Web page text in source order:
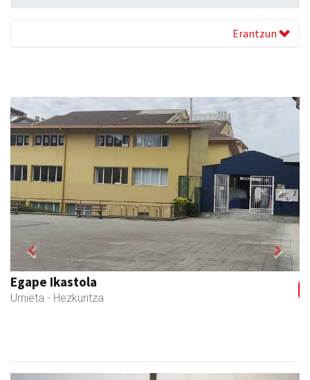
Erantzun
Egape Ikastola
Urnieta - Hezkuntza
Previous Next